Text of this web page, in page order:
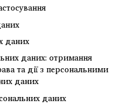
даних
даних: отримання
та дії з персональними
даних
даних